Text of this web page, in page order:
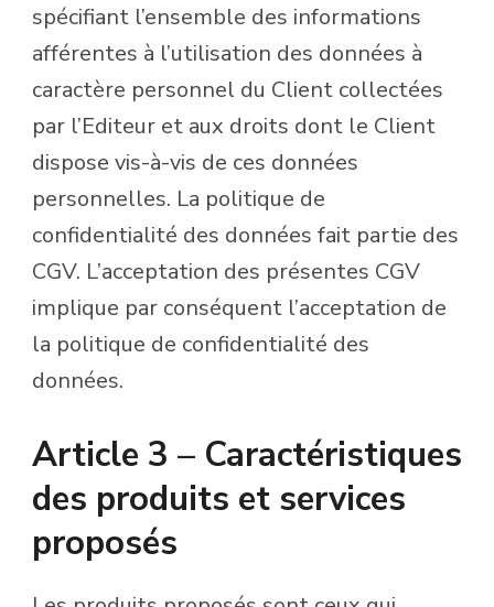
spécifiant l’ensemble des informations
afférentes à l’utilisation des données à
caractère personnel du Client collectées
par l’Editeur et aux droits dont le Client
dispose vis-à-vis de ces données
personnelles. La politique de
confidentialité des données fait partie des
CGV. L’acceptation des présentes CGV
implique par conséquent l’acceptation de
la politique de confidentialité des
données.
Article 3 – Caractéristiques
des produits et services
proposés